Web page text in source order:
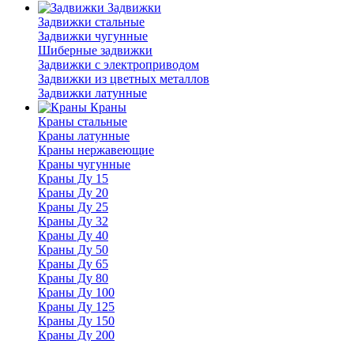
Задвижки
Задвижки стальные
Задвижки чугунные
Шиберные задвижки
Задвижки с электроприводом
Задвижки из цветных металлов
Задвижки латунные
Краны
Краны стальные
Краны латунные
Краны нержавеющие
Краны чугунные
Краны Ду 15
Краны Ду 20
Краны Ду 25
Краны Ду 32
Краны Ду 40
Краны Ду 50
Краны Ду 65
Краны Ду 80
Краны Ду 100
Краны Ду 125
Краны Ду 150
Краны Ду 200